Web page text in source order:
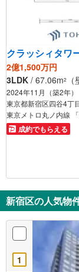
クラッシィタワ
2億1,500万円
3LDK / 67.06m2
2024年11月（築2年）
東京都新宿区四谷4丁
東京メトロ丸ノ内線
成約でもらえる
新宿区の人気物
1